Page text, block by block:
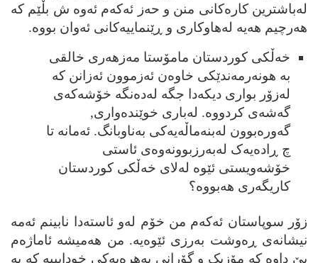
له‌باشترین کاره‌کانی منن و حه‌ز ئه‌که‌م ئه‌وه ش بڵێم که
ھه‌رچیم ھه‌یه له‌ھاوکاری و ڕێنماییه‌کانی ئه‌وان بووه.
خه‌ڵکی کوردستان مامۆستا مه‌زھه‌ری خالقی
به ھونه‌رمه‌ندێکی خاوه‌ن ئه‌زموون ئه‌زانن که
له‌زۆر بواری دیکه‌دا جگه له‌ده‌نگه خۆشه‌که‌ی
گه‌شه‌ی کردووه. له‌باری خوێنده‌واری,
گه‌وره‌بوون له‌بنه‌ماڵه‌یه‌کی به‌ناوبانگ. ئه‌مانه تا
چ ڕاده‌یه‌ک له‌به‌رزبوونه‌وه‌ی ئاستی
خۆشه‌ویستی ئێوه له‌لای خه‌ڵکی کوردستان
کاریگه‌ری ھه‌بووه؟
زۆر سوپاستان ئه‌که‌م من خۆم له‌و ئاسته‌دا نابینم ئه‌مه
نیشانه‌ی ڕه‌وشت به‌رزی ئێوه‌یه‌. من ھه‌میشه ئاماژه‌م
پێ داوه که مۆزیک و گۆرانی به‌ھره‌یه‌کی خودایییه که به